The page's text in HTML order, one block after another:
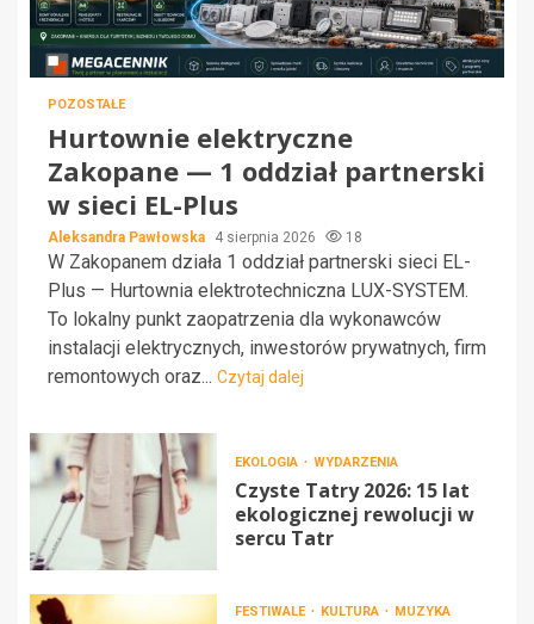
POZOSTAŁE
Hurtownie elektryczne
Zakopane — 1 oddział partnerski
w sieci EL-Plus
Aleksandra Pawłowska 4 sierpnia 2026 18
W Zakopanem działa 1 oddział partnerski sieci EL-
Plus — Hurtownia elektrotechniczna LUX-SYSTEM.
To lokalny punkt zaopatrzenia dla wykonawców
instalacji elektrycznych, inwestorów prywatnych, firm
remontowych oraz... Czytaj dalej
EKOLOGIA WYDARZENIA
Czyste Tatry 2026: 15 lat
ekologicznej rewolucji w
sercu Tatr
FESTIWALE KULTURA MUZYKA